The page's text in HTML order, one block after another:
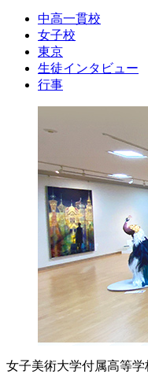
中高一貫校
女子校
東京
生徒インタビュー
行事
女子美術大学付属高等